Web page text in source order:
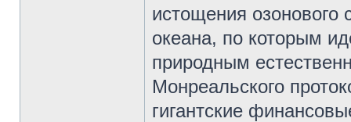
истощения озонового
океана, по которым
природным
Монреальского
гигантские